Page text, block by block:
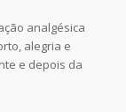
analgésica
alegria e
e depois da